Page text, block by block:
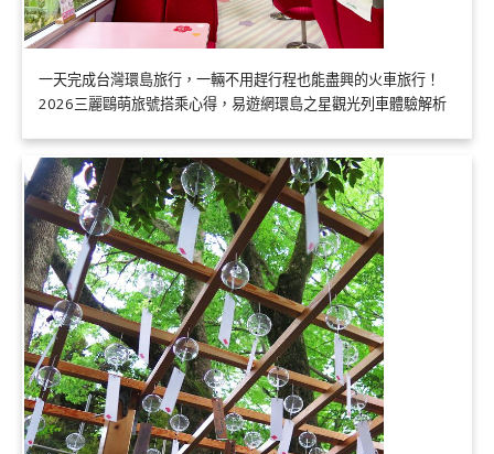
一天完成台灣環島旅行，一輛不用趕行程也能盡興的火車旅行！
2026三麗鷗萌旅號搭乘心得，易遊網環島之星觀光列車體驗解析